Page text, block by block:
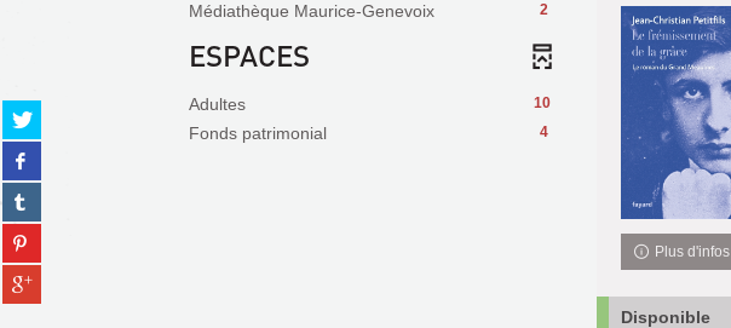
Partager
sur
twitter
(Nouvelle
fenêtre)
Partager
sur
facebook
(Nouvelle
fenêtre)
Partager
sur
tumblr
(Nouvelle
fenêtre)
Partager
sur
pinterest
(Nouvelle
Partager
sur
Plus d'infos
Disponible
2
Médiathèque Maurice-Genevoix
ESPACES
10
Adultes
4
Fonds patrimonial